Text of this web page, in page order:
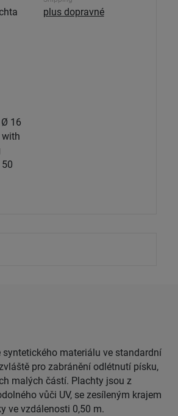
16
with
plus dopravné
syntetického materiálu ve standardní
pro zabránění odlétnutí písku,
malých částí. Plachty jsou z
vůči UV, se zesíleným krajem
ve vzdálenosti 0,50 m.